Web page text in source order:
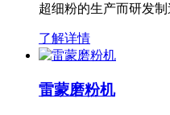
超细粉的生产而研发
了解详情
雷蒙磨粉机